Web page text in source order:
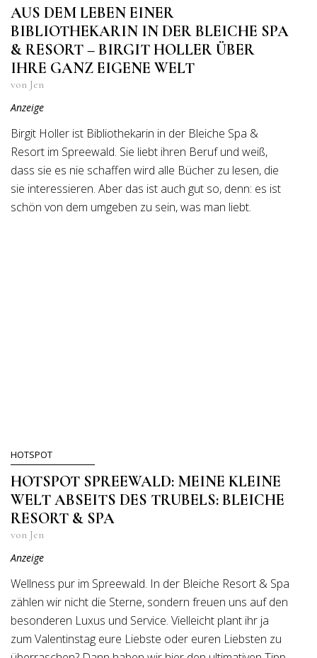
AUS DEM LEBEN EINER
BIBLIOTHEKARIN IN DER BLEICHE SPA
& RESORT – BIRGIT HOLLER ÜBER
IHRE GANZ EIGENE WELT
von Jen
Anzeige
Birgit Holler ist Bibliothekarin in der Bleiche Spa &
Resort im Spreewald. Sie liebt ihren Beruf und weiß,
dass sie es nie schaffen wird alle Bücher zu lesen, die
sie interessieren. Aber das ist auch gut so, denn: es ist
schön von dem umgeben zu sein, was man liebt.
HOTSPOT
HOTSPOT SPREEWALD: MEINE KLEINE
WELT ABSEITS DES TRUBELS: BLEICHE
RESORT & SPA
von Jen
Anzeige
Wellness pur im Spreewald. In der Bleiche Resort & Spa
zählen wir nicht die Sterne, sondern freuen uns auf den
besonderen Luxus und Service. Vielleicht plant ihr ja
zum Valentinstag eure Liebste oder euren Liebsten zu